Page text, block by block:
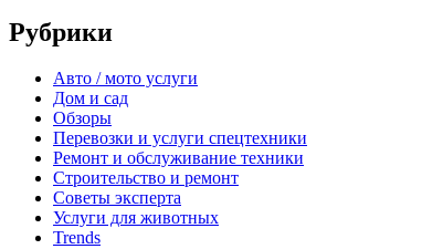
Рубрики
Авто / мото услуги
Дом и сад
Обзоры
Перевозки и услуги спецтехники
Ремонт и обслуживание техники
Строительство и ремонт
Советы эксперта
Услуги для животных
Trends